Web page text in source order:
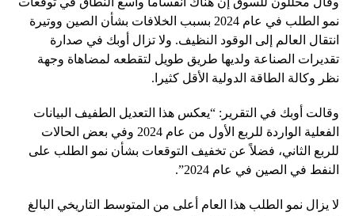
نمو الطلب في عام 2024 بسبب الخلافات بشأن الصين ووتيرة
انتقال العالم إلى الوقود النظيف. ولا تزال أوبك في صدارة
تقديرات الصناعة ولديها طريق طويل لتقطعه لمضاهاة وجهة
نظر وكالة الطاقة الدولية الأقل كثيرا.
وقالت أوبك في التقرير: “يعكس هذا التعديل الطفيف البيانات
الفعلية الواردة للربع الأول من عام 2024 وفي بعض الحالات
للربع الثاني، فضلاً عن تخفيف التوقعات بشأن نمو الطلب على
النفط في الصين في عام 2024”.
لا يزال نمو الطلب هذا العام أعلى من المتوسط ​​التاريخي البالغ